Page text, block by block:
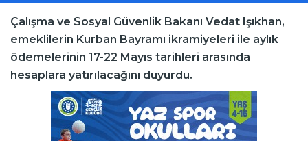
Çalışma ve Sosyal Güvenlik Bakanı Vedat Işıkhan,
emeklilerin Kurban Bayramı ikramiyeleri ile aylık
ödemelerinin 17-22 Mayıs tarihleri arasında
hesaplara yatırılacağını duyurdu.